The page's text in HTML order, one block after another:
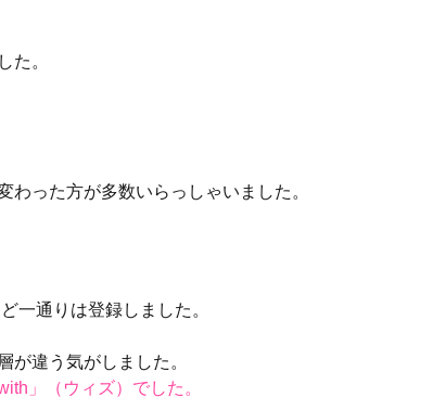
た。
った方が多数いらっしゃいました。
一通りは登録しました。
が違う気がしました。
with」（ウィズ）でした。